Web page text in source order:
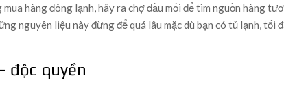
hàng đông lạnh, hãy ra chợ đầu mối để tìm nguồn hàng
nguyên liệu này đừng để quá lâu mặc dù bạn có tủ lạnh, tối
độc quyền